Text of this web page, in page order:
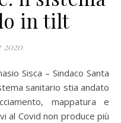
in tilt
2020
sanitario stia andato
mappatura e
al Covid non produce più